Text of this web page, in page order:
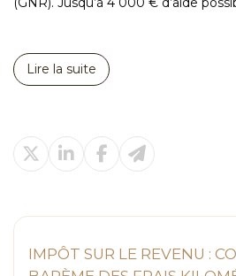
Lire la suite
IMPÔT SUR LE REVENU :